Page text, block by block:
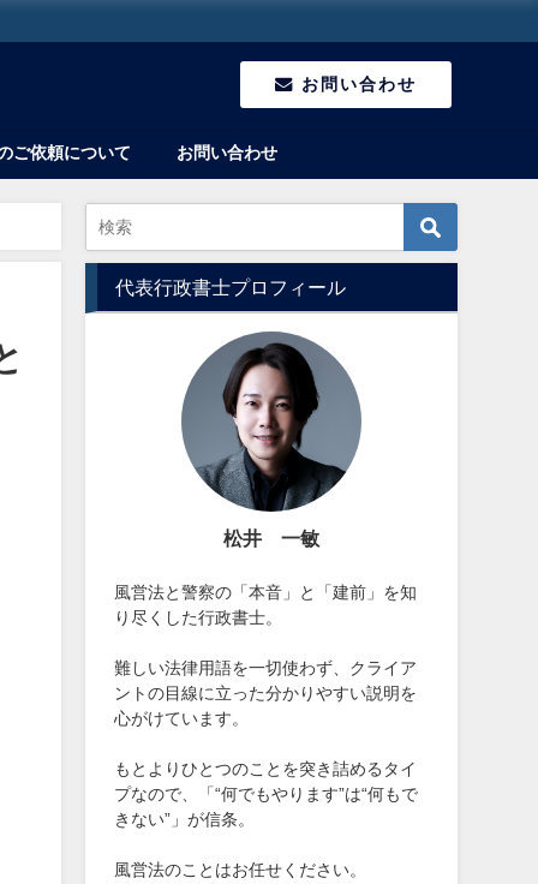
お問い合わせ
ご依頼について お問い合わせ
代表行政書士プロフィール
松井 一敏
風営法と警察の「本音」と「建前」を知
り尽くした行政書士。
難しい法律用語を一切使わず、クライア
ントの目線に立った分かりやすい説明を
心がけています。
もとよりひとつのことを突き詰めるタイ
プなので、「“何でもやります”は“何もで
きない”」が信条。
風営法のことはお任せください。